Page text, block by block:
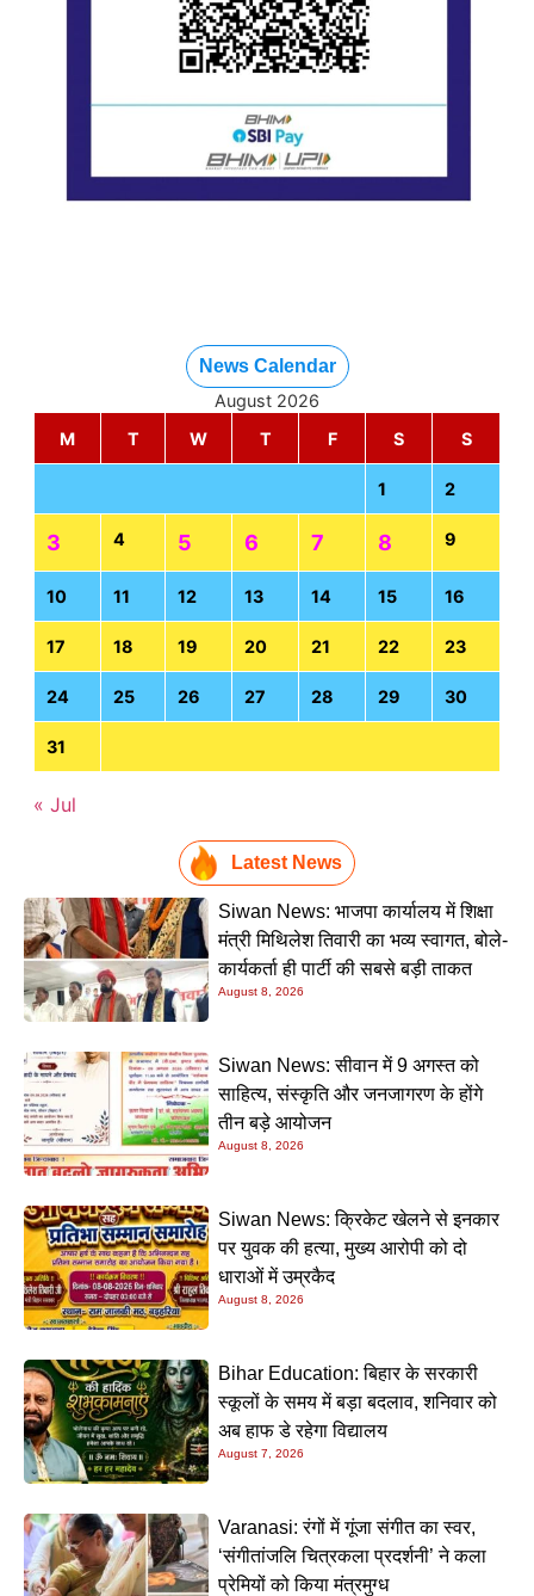
News Calendar
August 2026
M
T W T F S S
1 2
3 4 5 6 7 8 9
10 11 12 13 14 15 16
17 18 19 20 21 22 23
24 25 26 27 28 29 30
31
« Jul
Latest News
Siwan News: भाजपा कार्यालय में शिक्षा
मंत्री मिथिलेश तिवारी का भव्य स्वागत, बोले-
कार्यकर्ता ही पार्टी की सबसे बड़ी ताकत
August 8, 2026
Siwan News: सीवान में 9 अगस्त को
साहित्य, संस्कृति और जनजागरण के होंगे
तीन बड़े आयोजन
August 8, 2026
Siwan News: क्रिकेट खेलने से इनकार
पर युवक की हत्या, मुख्य आरोपी को दो
धाराओं में उम्रकैद
August 8, 2026
Bihar Education: बिहार के सरकारी
स्कूलों के समय में बड़ा बदलाव, शनिवार को
अब हाफ डे रहेगा विद्यालय
August 7, 2026
Varanasi: रंगों में गूंजा संगीत का स्वर,
‘संगीतांजलि चित्रकला प्रदर्शनी’ ने कला
प्रेमियों को किया मंत्रमुग्ध